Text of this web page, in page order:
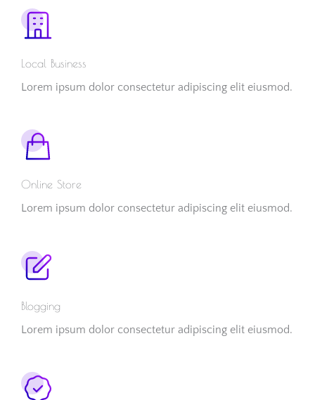
Local Business
Lorem ipsum dolor consectetur adipiscing elit eiusmod.
Online Store
Lorem ipsum dolor consectetur adipiscing elit eiusmod.
Blogging
Lorem ipsum dolor consectetur adipiscing elit eiusmod.